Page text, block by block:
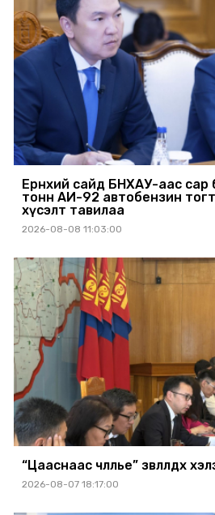
Ерөнхий сайд БНХАУ-аас сар
тонн АИ-92 автобензин
хүсэлт тавилаа
2026-08-08 11:03:00
“Цааснаас чөлөөлье” зөвлөлдөх
2026-08-07 18:17:00